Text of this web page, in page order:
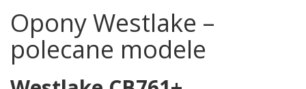
Opony Westlake –
polecane modele